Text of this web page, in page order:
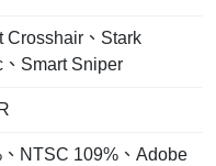
Crosshair、Stark
Smart Sniper
NTSC 109%、Adobe